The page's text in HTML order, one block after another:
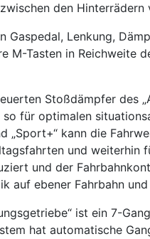
den
Gaspedal, Lenkung,
M-Tasten in Reichweite
Stoßdämpfer des
so für optimalen
„Sport+“ kann die
und weiterhin
und der
auf ebener Fahrbahn
ist ein 7-
hat automatische